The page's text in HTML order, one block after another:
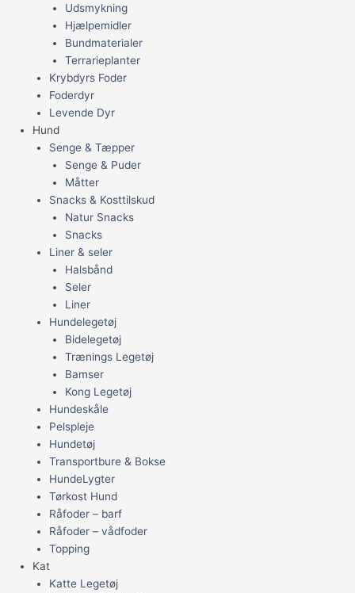
Udsmykning
Hjælpemidler
Bundmaterialer
Terrarieplanter
Krybdyrs Foder
Foderdyr
Levende Dyr
Hund
Senge & Tæpper
Senge & Puder
Måtter
Snacks & Kosttilskud
Natur Snacks
Snacks
Liner & seler
Halsbånd
Seler
Liner
Hundelegetøj
Bidelegetøj
Trænings Legetøj
Bamser
Kong Legetøj
Hundeskåle
Pelspleje
Hundetøj
Transportbure & Bokse
HundeLygter
Tørkost Hund
Råfoder – barf
Råfoder – vådfoder
Topping
Kat
Katte Legetøj